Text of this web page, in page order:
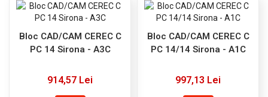
Bloc CAD/CAM CEREC C
PC 14 Sirona - A3C
914,57 Lei
Bloc CAD/CAM CEREC C
PC 14/14 Sirona - A1C
997,13 Lei